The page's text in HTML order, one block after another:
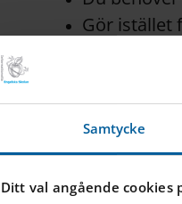
Samtycke
Ditt val angående cookies
Gör istället
Detta